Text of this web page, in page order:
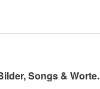
Songs & Worte.